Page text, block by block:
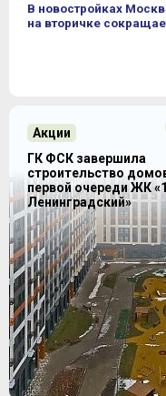
В новостройках
на вторичке
Акции
ГК ФСК завершила
строительство
первой очереди ЖК
Ленинградский»